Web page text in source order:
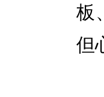
板
但